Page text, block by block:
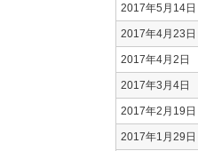
2017年5月14日
2017年4月23日
2017年4月2日
2017年3月4日
2017年2月19日
2017年1月29日